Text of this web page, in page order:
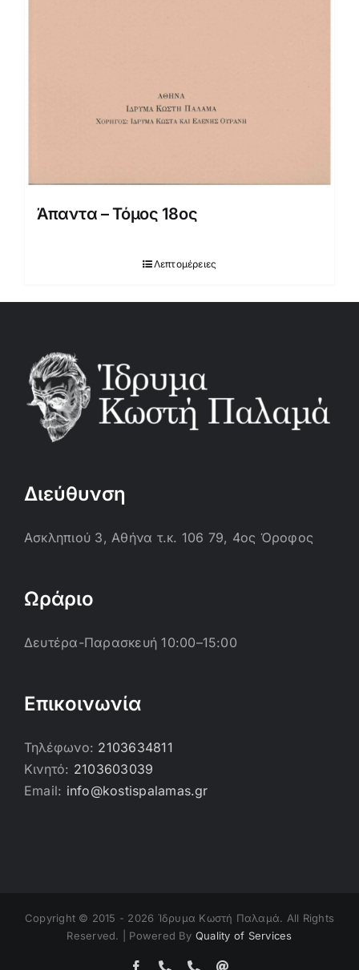
Άπαντα – Τόμος 18ος
Λεπτομέρειες
Διεύθυνση
Ασκληπιού 3, Αθήνα τ.κ. 106 79, 4ος Όροφος
Ωράριο
Δευτέρα-Παρασκευή 10:00–15:00
Επικοινωνία
Τηλέφωνο: 2103634811
Κινητό: 2103603039
Email: info@kostispalamas.gr
Copyright © 2015 - 2026 Ίδρυμα Κωστή Παλαμά. All Rights
Reserved. | Powered By Quality of Services
FacebookΤηλέφωνοΤηλέφωνο